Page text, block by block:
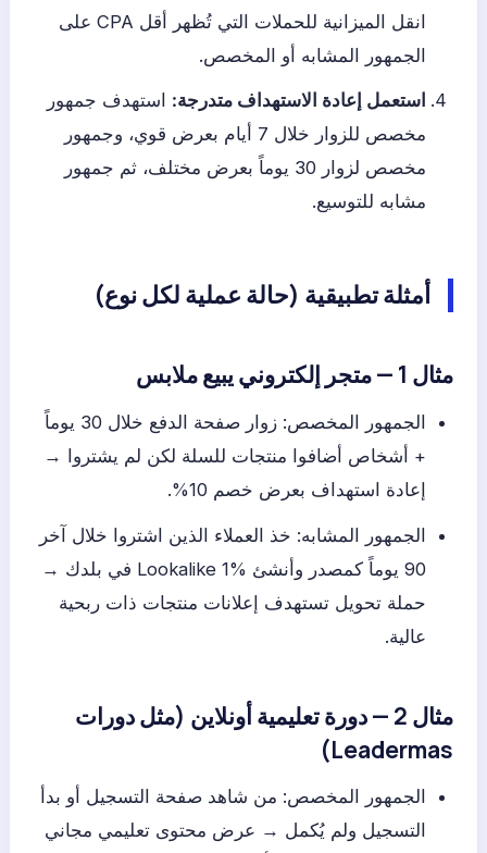
انقل الميزانية للحملات التي تُظهر أقل CPA على
الجمهور المشابه أو المخصص.
استعمل إعادة الاستهداف متدرجة: استهدف جمهور
مخصص للزوار خلال 7 أيام بعرض قوي، وجمهور
مخصص لزوار 30 يوماً بعرض مختلف، ثم جمهور
مشابه للتوسيع.
أمثلة تطبيقية (حالة عملية لكل نوع)
مثال 1 — متجر إلكتروني يبيع ملابس
الجمهور المخصص: زوار صفحة الدفع خلال 30 يوماً
+ أشخاص أضافوا منتجات للسلة لكن لم يشتروا →
إعادة استهداف بعرض خصم 10%.
الجمهور المشابه: خذ العملاء الذين اشتروا خلال آخر
90 يوماً كمصدر وأنشئ Lookalike 1% في بلدك →
حملة تحويل تستهدف إعلانات منتجات ذات ربحية
عالية.
مثال 2 — دورة تعليمية أونلاين (مثل دورات
Leadermas)
الجمهور المخصص: من شاهد صفحة التسجيل أو بدأ
التسجيل ولم يُكمل → عرض محتوى تعليمي مجاني